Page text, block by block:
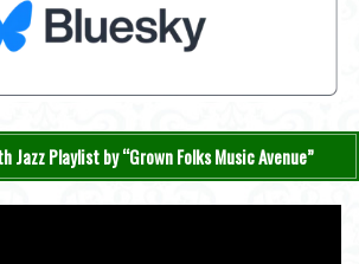
Jazz Playlist by “Grown Folks Music Avenue”